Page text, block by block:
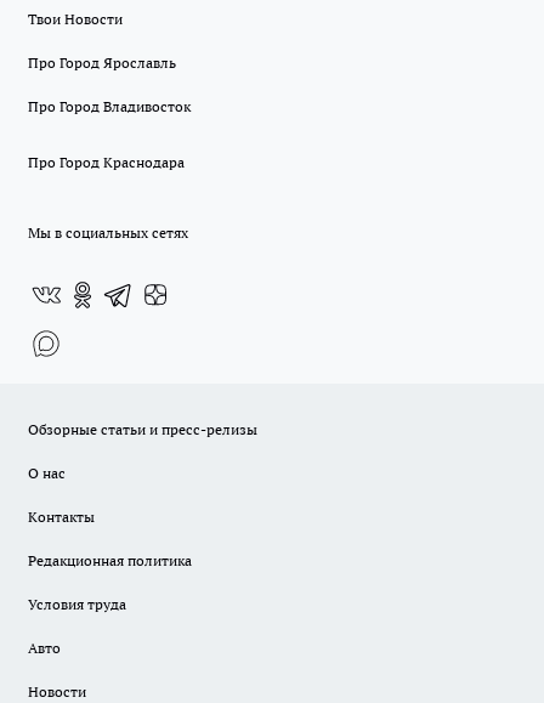
Твои Новости
Про Город Ярославль
Про Город Владивосток
Про Город Краснодара
Мы в социальных сетях
Обзорные статьи и пресс-релизы
О нас
Контакты
Редакционная политика
Условия труда
Авто
Новости